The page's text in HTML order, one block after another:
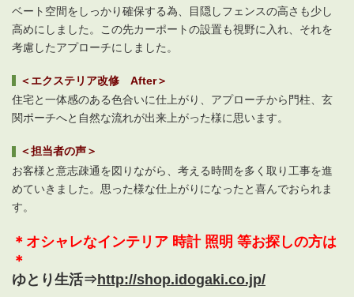
ベート空間をしっかり確保する為、目隠しフェンスの高さも少し
高めにしました。この先カーポートの設置も視野に入れ、それを
考慮したアプローチにしました。
＜エクステリア改修 After＞
住宅と一体感のある色合いに仕上がり、アプローチから門柱、玄
関ポーチへと自然な流れが出来上がった様に思います。
＜担当者の声＞
お客様と意志疎通を図りながら、考える時間を多く取り工事を進
めていきました。思った様な仕上がりになったと喜んでおられま
す。
＊オシャレなインテリア 時計 照明 等お探しの方は
＊
ゆとり生活⇒http://shop.idogaki.co.jp/